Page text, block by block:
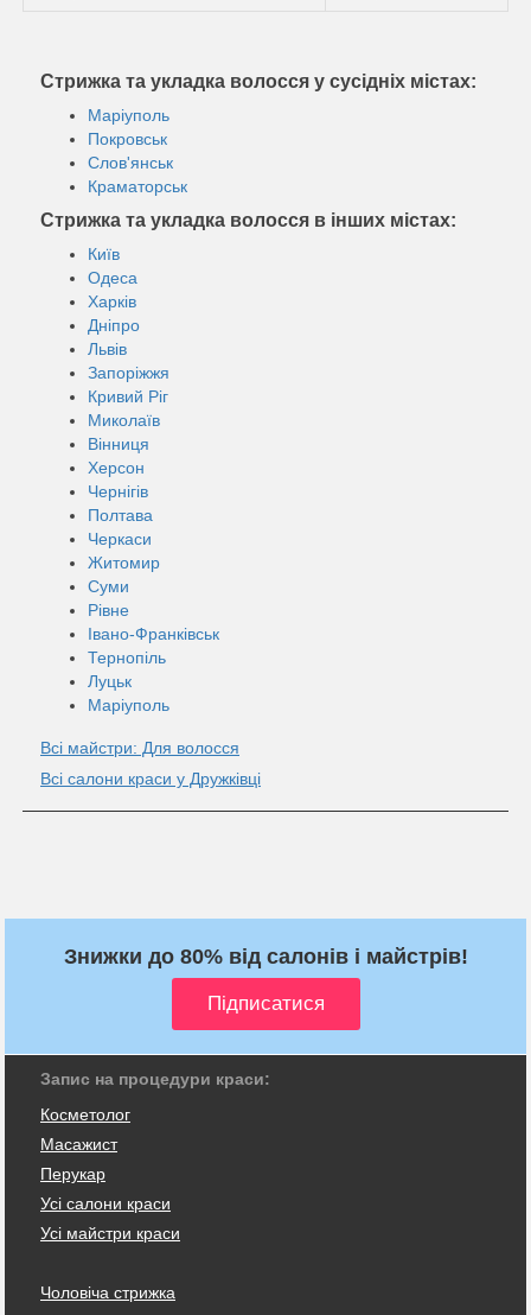
Стрижка та укладка волосся у сусідніх містах:
Маріуполь
Покровськ
Слов'янськ
Краматорськ
Стрижка та укладка волосся в інших містах:
Київ
Одеса
Харків
Дніпро
Львів
Запоріжжя
Кривий Ріг
Миколаїв
Вінниця
Херсон
Чернігів
Полтава
Черкаси
Житомир
Суми
Рівне
Івано-Франківськ
Тернопіль
Луцьк
Маріуполь
Всі майстри: Для волосся
Всі салони краси у Дружківці
Знижки до 80% від салонів і майстрів!
Запис на процедури краси:
Косметолог
Масажист
Перукар
Усі салони краси
Усі майстри краси
Чоловіча стрижка